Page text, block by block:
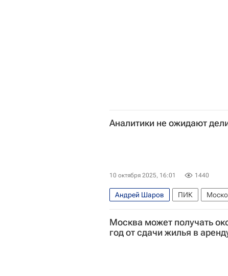
Аналитики не ожидают
10 октября 2025, 16:01 1440
Андрей Шаров ПИК
Москва может получать
год от сдачи жилья в